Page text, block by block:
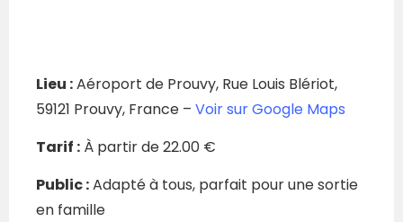
Lieu :Aéroport de Prouvy, Rue Louis Blériot,
59121 Prouvy, France – Voir sur Google Maps
Tarif : À partir de 22.00 €
Public :Adapté à tous, parfait pour une sortie
en famille